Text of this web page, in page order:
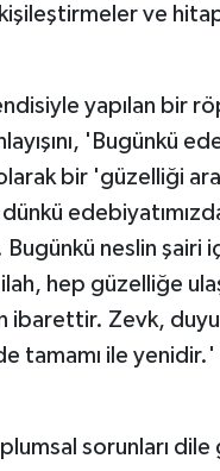
ve
yapılan bir
'Bugünkü
bir 'güzelliği
neslin şairi
hep güzelliğe
ibarettir. Zevk,
tamamı ile
sorunları